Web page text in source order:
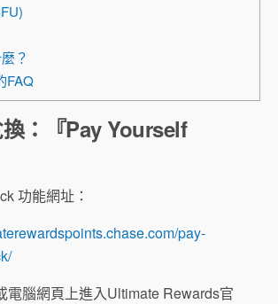
？
FAQ
：『Pay Yourself
功能網址：
pay-
電腦網頁上進入Ultimate Rewards官